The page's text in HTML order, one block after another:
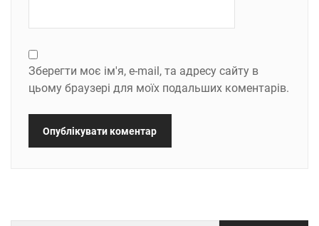
Зберегти моє ім'я, e-mail, та адресу сайту в
цьому браузері для моїх подальших коментарів.